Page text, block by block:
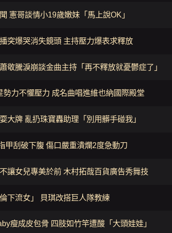
憲哥談情小19歲嫩妹「馬上說OK」
突爆哭消失鏡頭 主持壓力爆表求釋放
蕭敬騰淚崩談金曲主持「再不釋放就憂鬱症了」
勢力不懼壓力 成名曲唱進維也納國際殿堂
大牌 亂扔珠寶轟助理「別用髒手碰我」
甲刮破下腹 傷口嚴重潰爛2度急動刀
不讓女兒專美於前 木村拓哉百貨廣告秀舞技
下流女」 貝琪改搭巨人隊教練
瘦成皮包骨 四肢如竹竿遭酸「大頭娃娃」